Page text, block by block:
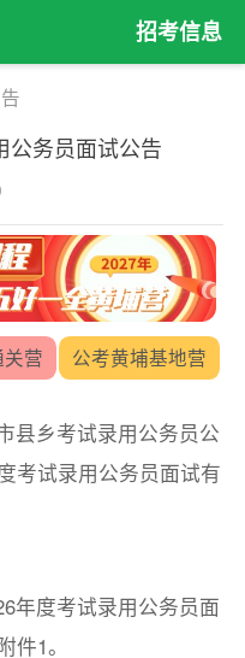
招考信息
公务员面试公告
营 公考黄埔基地营
县乡考试录用公务员公
考试录用公务员面试有
年度考试录用公务员面
1。